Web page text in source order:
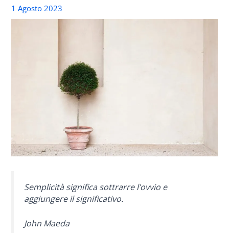
1 Agosto 2023
Semplicità significa sottrarre l’ovvio e
aggiungere il significativo.
John Maeda